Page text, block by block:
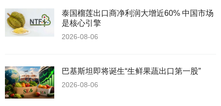
泰国榴莲出口商净利润大增近60% 中国市场
是核心引擎
2026-08-06
巴基斯坦即将诞生“生鲜果蔬出口第一股”
2026-08-06